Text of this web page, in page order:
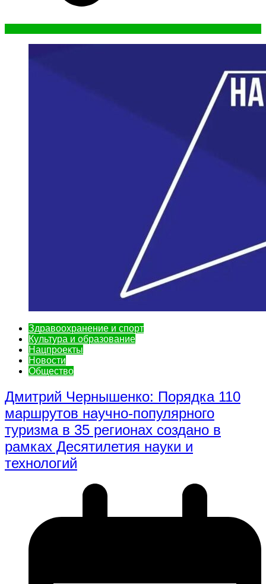
Здравоохранение и спорт
Культура и образование
Нацпроекты
Новости
Общество
Дмитрий Чернышенко: Порядка 110
маршрутов научно-популярного
туризма в 35 регионах создано в
рамках Десятилетия науки и
технологий